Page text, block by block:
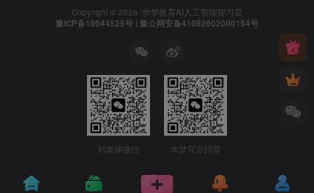
Copyright © 2026 ·华梦教育AI人工智能智习室
豫ICP备19044525号 | 豫公网安备41052602000154号
刘老师微信 华梦官方抖音